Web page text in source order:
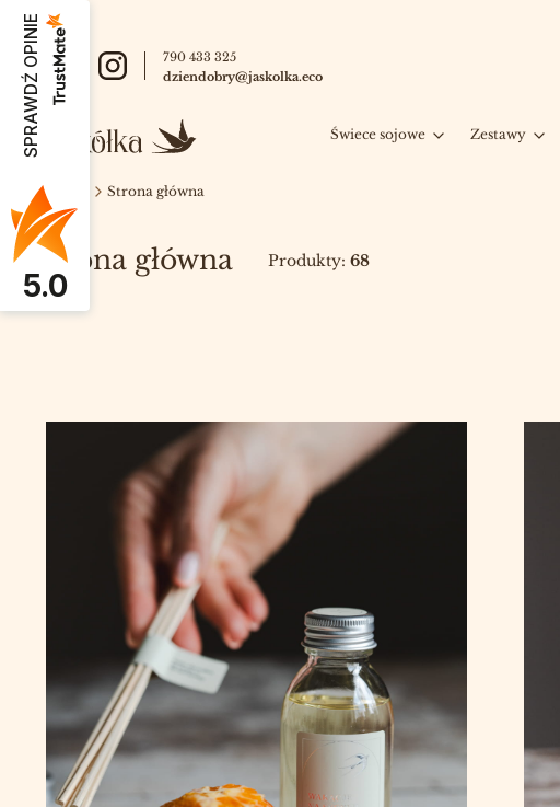
790 433 325
dziendobry@jaskolka.eco
Świece sojowe Zestawy
Jaskółka Strona główna
Strona główna Produkty: 68
Lista produktów
SPRAWDŹ OPINIE
5.0